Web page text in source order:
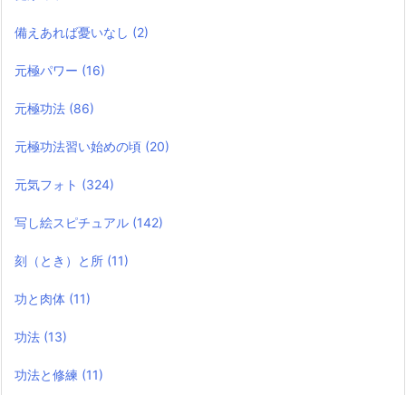
備えあれば憂いなし (2)
元極パワー (16)
元極功法 (86)
元極功法習い始めの頃 (20)
元気フォト (324)
写し絵スピチュアル (142)
刻（とき）と所 (11)
功と肉体 (11)
功法 (13)
功法と修練 (11)